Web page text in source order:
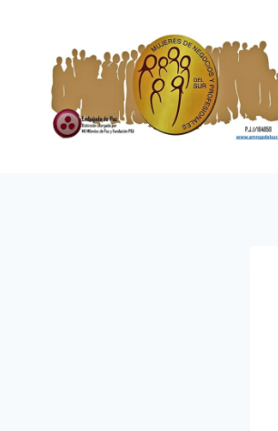
contenido